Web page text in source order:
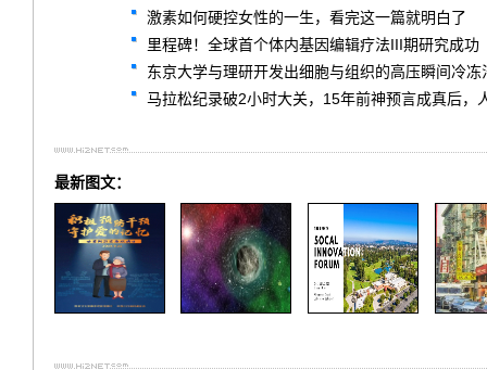
激素如何硬控女性的一生，看完这一篇就明白了
里程碑！全球首个体内基因编辑疗法III期研究成功
东京大学与理研开发出细胞与组织的高压瞬间冷
马拉松纪录破2小时大关，15年前神预言成真后，
最新图文：